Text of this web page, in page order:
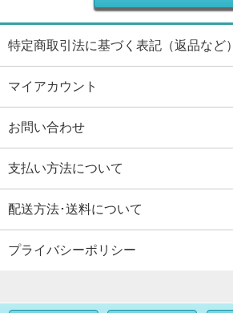
特定商取引法に基づく表記（返品など）
マイアカウント
お問い合わせ
支払い方法について
配送方法･送料について
プライバシーポリシー